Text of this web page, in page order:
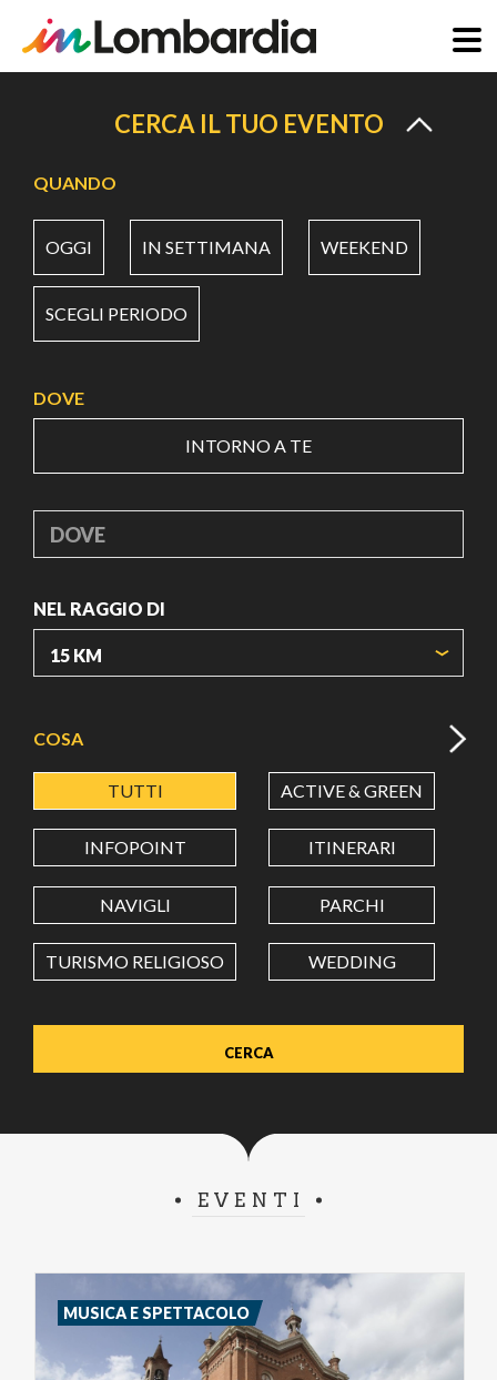
principale
CERCA IL TUO EVENTO
QUANDO
OGGI IN SETTIMANA WEEKEND
SCEGLI PERIODO
DOVE
INTORNO A TE
DOVE
NEL RAGGIO DI
LATITUDINE
LONGITUDINE
Value in decimal degrees. Use dot (.) as decimal separator.
COSA
TUTTI ACTIVE & GREEN
INFOPOINT ITINERARI
NAVIGLI PARCHI
TURISMO RELIGIOSO WEDDING
EVENTI
MUSICA E SPETTACOLO